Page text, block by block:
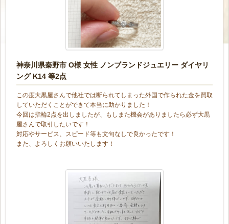
神奈川県秦野市 O様 女性 ノンブランドジュエリー ダイヤリ
ング K14 等2点
この度大黒屋さんで他社では断られてしまった外国で作られた金を買取
していただくことができて本当に助かりました！
今回は指輪2点を出しましたが、もしまた機会がありましたら必ず大黒
屋さんで取引したいです！
対応やサービス、スピード等も文句なしで良かったです！
また、よろしくお願いいたします！